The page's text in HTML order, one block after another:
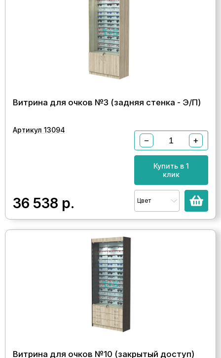
Витрина для очков №3 (задняя стенка - Э/П)
Артикул 13094
36 538 р.
− +
Купить в 1
клик
Цвет
Витрина для очков №10 (закрытый доступ)